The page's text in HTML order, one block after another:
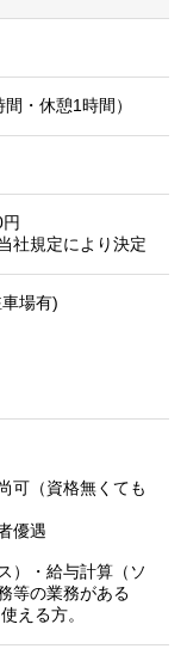
・休憩1時間）
社規定により決定
場有)
可（資格無くても
優遇
）・給与計算（ソ
等の業務がある
える方。